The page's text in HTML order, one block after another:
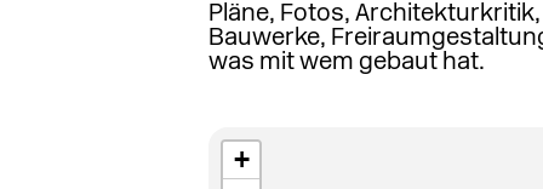
Pläne, Fotos,
Bauwerke,
was mit wem gebaut hat.
+